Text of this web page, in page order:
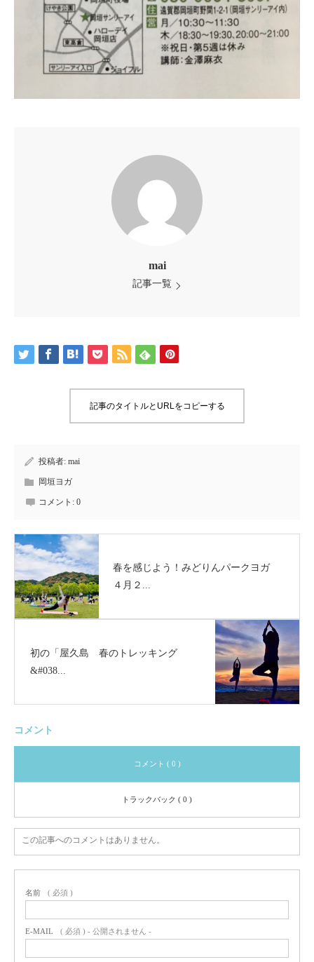
mai
記事一覧
記事のタイトルとURLをコピーする
投稿者: mai
岡垣ヨガ
コメント: 0
春を感じよう！みどりんパークヨガ
４月２...
初の「屋久島 春のトレッキング
&#038...
コメント
コメント ( 0 )
トラックバック ( 0 )
この記事へのコメントはありません。
名前 ( 必須 )
E-MAIL ( 必須 ) - 公開されません -